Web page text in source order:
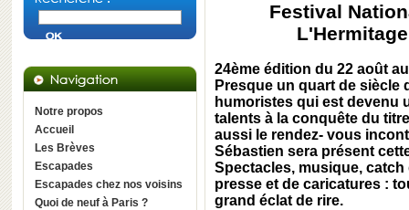
Notre propos
Accueil
Les Brèves
Escapades
Escapades chez nos voisins
Quoi de neuf à Paris ?
Festival
24ème édition du 22 août
Presque un quart de
humoristes qui est devenu
talents à la conquête du
aussi le rendez- vous
Sébastien sera présent
Spectacles, musique,
presse et de caricatures :
grand éclat de rire.